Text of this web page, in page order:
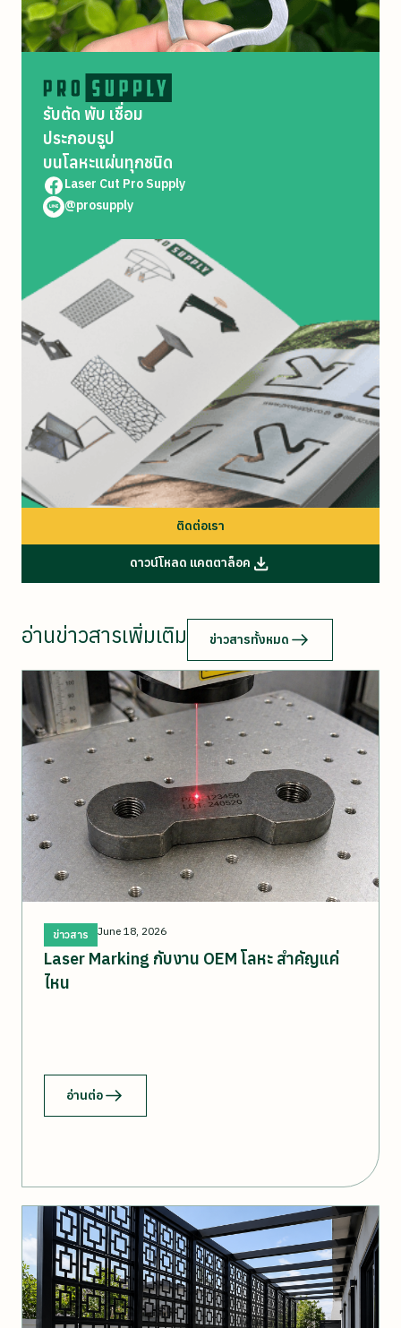
รับตัด พับ เชื่อม
ประกอบรูป
บนโลหะแผ่นทุกชนิด
Laser Cut Pro Supply
@prosupply
ติดต่อเรา
ดาวน์โหลด แคตตาล็อค
อ่านข่าวสารเพิ่มเติม ข่าวสารทั้งหมด
ข่าวสาร June 18, 2026
Laser Marking กับงาน OEM โลหะ สำคัญแค่
ไหน
อ่านต่อ